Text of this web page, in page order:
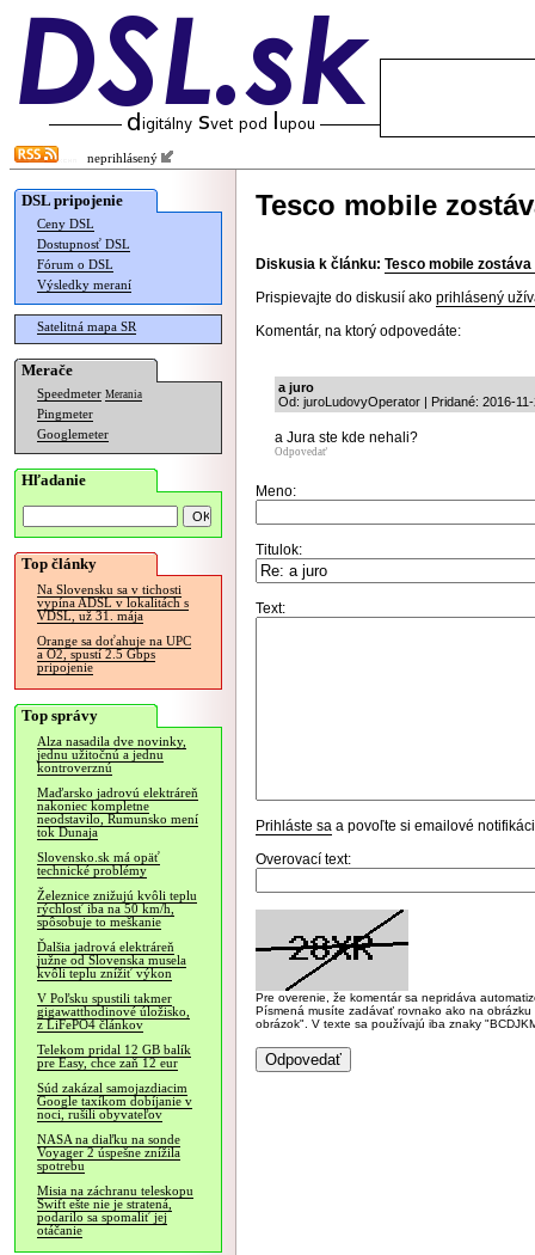
neprihlásený
DSL pripojenie
Ceny DSL
Dostupnosť DSL
Fórum o DSL
Výsledky meraní
Satelitná mapa SR
Merače
Speedmeter Merania
Pingmeter
Googlemeter
Hľadanie
Top články
Na Slovensku sa v tichosti
vypína ADSL v lokalitách s
VDSL, už 31. mája
Orange sa doťahuje na UPC
a O2, spustí 2.5 Gbps
pripojenie
Top správy
Alza nasadila dve novinky,
jednu užitočnú a jednu
kontroverznú
Maďarsko jadrovú elektráreň
nakoniec kompletne
neodstavilo, Rumunsko mení
tok Dunaja
Slovensko.sk má opäť
technické problémy
Železnice znižujú kvôli teplu
rýchlosť iba na 50 km/h,
spôsobuje to meškanie
Ďalšia jadrová elektráreň
južne od Slovenska musela
kvôli teplu znížiť výkon
V Poľsku spustili takmer
gigawatthodinové úložisko,
z LiFePO4 článkov
Telekom pridal 12 GB balík
pre Easy, chce zaň 12 eur
Súd zakázal samojazdiacim
Google taxíkom dobíjanie v
noci, rušili obyvateľov
NASA na diaľku na sonde
Voyager 2 úspešne znížila
spotrebu
Misia na záchranu teleskopu
Swift ešte nie je stratená,
podarilo sa spomaliť jej
otáčanie
Tesco mobile
Diskusia k článku: Tesco mobile zostáva
Prispievajte do diskusií ako prihlásený
Komentár, na ktorý odpovedáte:
a juro
Od: juroLudovyOperator | Pridané: 2016-
a Jura ste kde nehali?
Odpovedať
Meno:
Titulok:
Text:
Prihláste sa a povoľte si emailové
Overovací text:
Pre overenie, že komentár sa nepridáva
Písmená musíte zadávať rovnako ako na
obrázok". V texte sa používajú iba znaky